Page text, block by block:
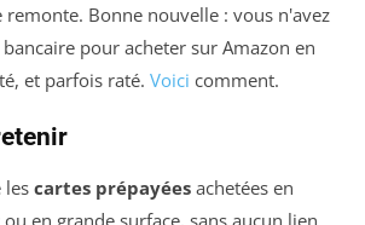
Bonne nouvelle : vous n'avez
pour acheter sur Amazon en
et parfois raté. Voici comment.
les cartes prépayéesachetées en